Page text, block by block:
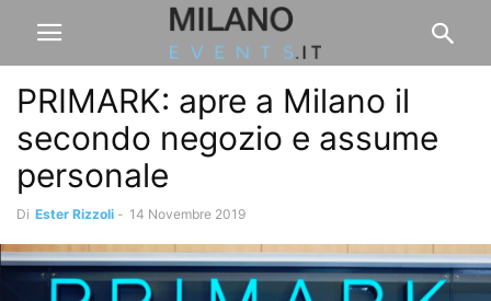
PRIMARK: apre a Milano il
secondo negozio e assume
personale
Di Ester Rizzoli - 14 Novembre 2019